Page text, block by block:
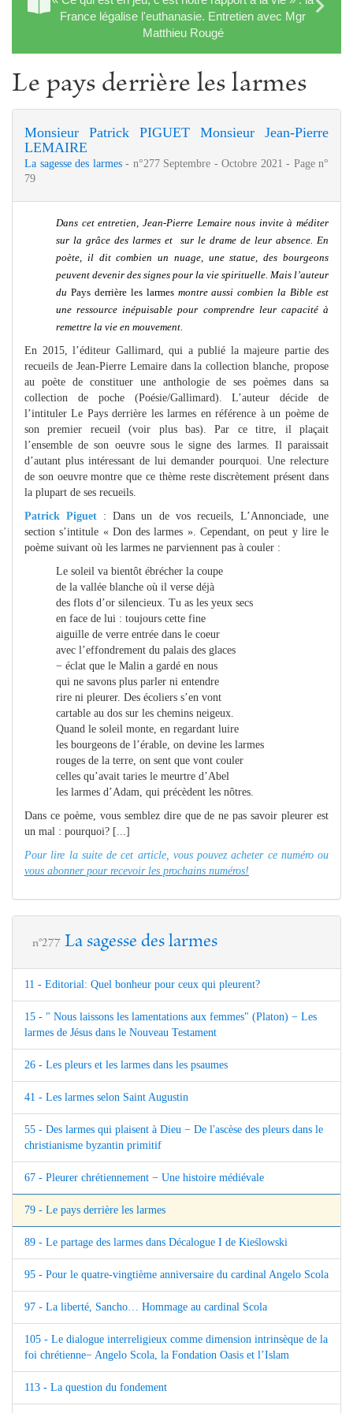
France légalise l'euthanasie. Entretien avec Mgr
Matthieu Rougé
Le pays derrière les larmes
Monsieur Patrick PIGUET Monsieur Jean-Pierre
LEMAIRE
La sagesse des larmes - n°277 Septembre - Octobre 2021 - Page n°
79
Dans cet entretien, Jean-Pierre Lemaire nous invite à méditer
sur la grâce des larmes et sur le drame de leur absence. En
poète, il dit combien un nuage, une statue, des bourgeons
peuvent devenir des signes pour la vie spirituelle. Mais l’auteur
du Pays derrière les larmesmontre aussi combien la Bible est
une ressource inépuisable pour comprendre leur capacité à
remettre la vie en mouvement.
En 2015, l’éditeur Gallimard, qui a publié la majeure partie des
recueils de Jean-Pierre Lemaire dans la collection blanche, propose
au poète de constituer une anthologie de ses poèmes dans sa
collection de poche (Poésie/Gallimard). L’auteur décide de
l’intituler Le Pays derrière les larmes en référence à un poème de
son premier recueil (voir plus bas). Par ce titre, il plaçait
l’ensemble de son oeuvre sous le signe des larmes. Il paraissait
d’autant plus intéressant de lui demander pourquoi. Une relecture
de son oeuvre montre que ce thème reste discrètement présent dans
la plupart de ses recueils.
Patrick Piguet : Dans un de vos recueils, L’Annonciade, une
section s’intitule « Don des larmes ». Cependant, on peut y lire le
poème suivant où les larmes ne parviennent pas à couler :
Le soleil va bientôt ébrécher la coupe
de la vallée blanche où il verse déjà
des flots d’or silencieux. Tu as les yeux secs
en face de lui : toujours cette fine
aiguille de verre entrée dans le coeur
avec l’effondrement du palais des glaces
− éclat que le Malin a gardé en nous
qui ne savons plus parler ni entendre
rire ni pleurer. Des écoliers s’en vont
cartable au dos sur les chemins neigeux.
Quand le soleil monte, en regardant luire
les bourgeons de l’érable, on devine les larmes
rouges de la terre, on sent que vont couler
celles qu’avait taries le meurtre d’Abel
les larmes d’Adam, qui précèdent les nôtres.
Dans ce poème, vous semblez dire que de ne pas savoir pleurer est
un mal : pourquoi? [...]
Pour lire la suite de cet article, vous pouvez acheter ce numéro ou
vous abonner pour recevoir les prochains numéros!
n°277 La sagesse des larmes
11 - Editorial: Quel bonheur pour ceux qui pleurent?
15 - " Nous laissons les lamentations aux femmes" (Platon) − Les
larmes de Jésus dans le Nouveau Testament
26 - Les pleurs et les larmes dans les psaumes
41 - Les larmes selon Saint Augustin
55 - Des larmes qui plaisent à Dieu − De l'ascèse des pleurs dans le
christianisme byzantin primitif
67 - Pleurer chrétiennement − Une histoire médiévale
79 - Le pays derrière les larmes
89 - Le partage des larmes dans Décalogue I de Kieślowski
95 - Pour le quatre-vingtième anniversaire du cardinal Angelo Scola
97 - La liberté, Sancho… Hommage au cardinal Scola
105 - Le dialogue interreligieux comme dimension intrinsèque de la
foi chrétienne− Angelo Scola, la Fondation Oasis et l’Islam
113 - La question du fondement